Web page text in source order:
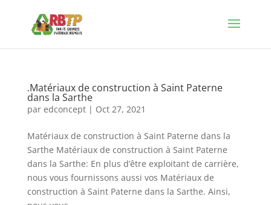
.Matériaux de construction à Saint Paterne
dans la Sarthe
par edconcept| Oct 27, 2021
Matériaux de construction à Saint Paterne dans la
Sarthe Matériaux de construction à Saint Paterne
dans la Sarthe: En plus d’être exploitant de carrière,
nous vous fournissons aussi vos Matériaux de
construction à Saint Paterne dans la Sarthe. Ainsi,